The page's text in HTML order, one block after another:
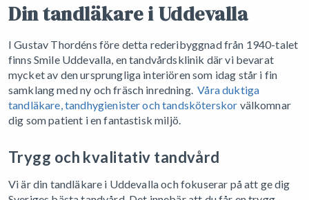
Din tandläkare i Uddevalla
I Gustav Thordéns före detta rederibyggnad från 1940-talet
finns Smile Uddevalla, en tandvårdsklinik där vi bevarat
mycket av den ursprungliga interiören som idag står i fin
samklang med ny och fräsch inredning.Våra duktiga
tandläkare, tandhygienister och tandsköterskor välkomnar
dig som patient i en fantastisk miljö.
Trygg och kvalitativ tandvård
Vi är din tandläkare i Uddevalla och fokuserar på att ge dig